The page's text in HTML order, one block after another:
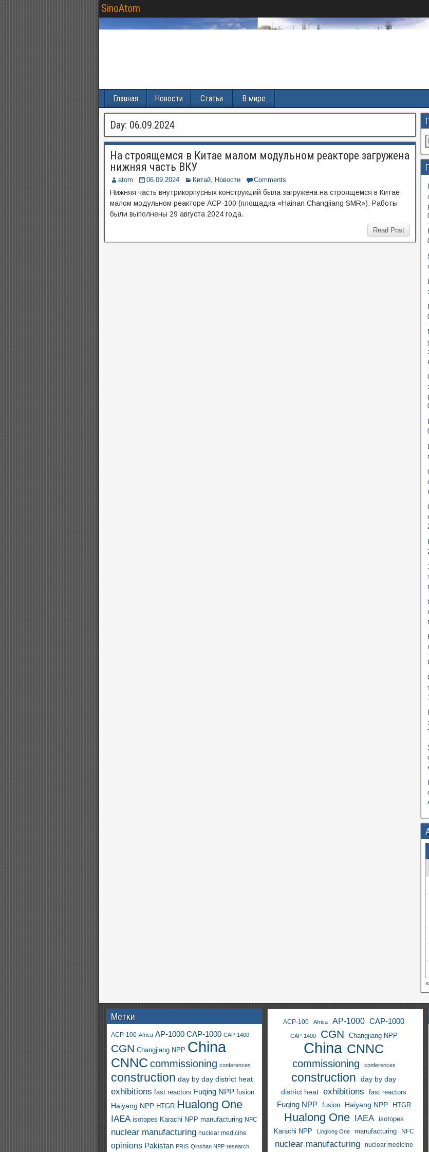
SinoAtom
Главная Новости Статьи В мире
Day: 06.09.2024
На строящемся в Китае малом модульном реакторе загружена
нижняя часть ВКУ
atom 06.09.2024 Китай, Новости Comments
Нижняя часть внутрикорпусных конструкций была загружена на строящемся в Китае
малом модульном реакторе ACP-100 (площадка «Hainan Changjiang SMR»). Работы
были выполнены 29 августа 2024 года.
Read Post
Метки
ACP-100 Africa AP-1000 CAP-1000 CAP-1400
CGN Changjiang NPP China
CNNC commissioning conferences
construction day by day district heat
exhibitions fast reactors Fuqing NPP fusion
Haiyang NPP HTGR Hualong One
IAEA isotopes Karachi NPP manufacturing NFC
nuclear manufacturing nuclear medicine
opinions Pakistan PRIS Qinshan NPP research
ACP-100 Africa AP-1000 CAP-1000
CAP-1400 CGN Changjiang NPP
China CNNC
commissioning conferences
construction
day by day
district heat
exhibitions fast reactors
Fuqing NPP fusion Haiyang NPP HTGR
Hualong One IAEA
isotopes
Karachi NPP
Linglong One manufacturing NFC
nuclear manufacturing nuclear medicine